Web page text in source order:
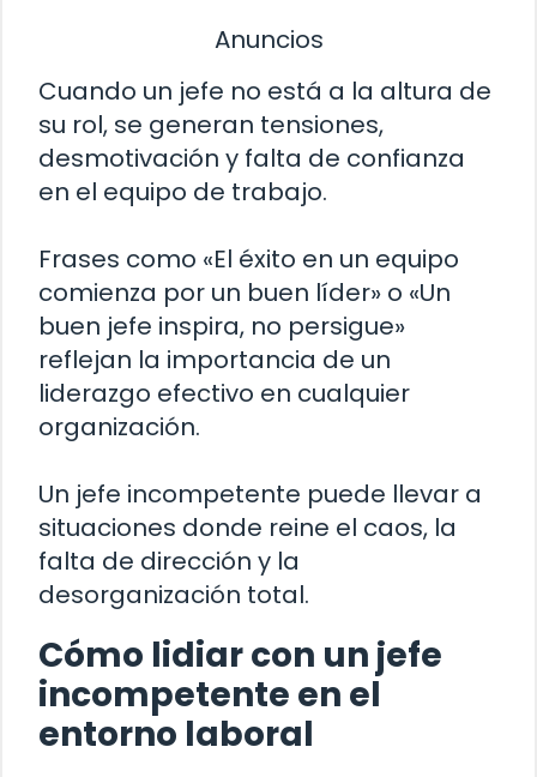
Anuncios
Cuando un jefe no está a la altura de
su rol, se generan tensiones,
desmotivación y falta de confianza
en el equipo de trabajo.
Frases como «El éxito en un equipo
comienza por un buen líder» o «Un
buen jefe inspira, no persigue»
reflejan la importancia de un
liderazgo efectivo en cualquier
organización.
Un jefe incompetente puede llevar a
situaciones donde reine el caos, la
falta de dirección y la
desorganización total.
Cómo lidiar con un jefe
incompetente en el
entorno laboral